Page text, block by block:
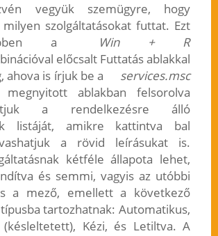
vegyük szemügyre, hogy
szolgáltatásokat futtat. Ezt
a
Win + R
előcsalt Futtatás ablakkal
ahova is írjuk be a
services.msc
ablakban felsorolva
a rendelkezésre álló
listáját, amikre kattintva bal
a rövid leírásukat is.
kétféle állapota lehet,
és semmi, vagyis az utóbbi
a mező, emellett a következő
tartozhatnak: Automatikus,
(késleltetett), Kézi, és Letiltva. A